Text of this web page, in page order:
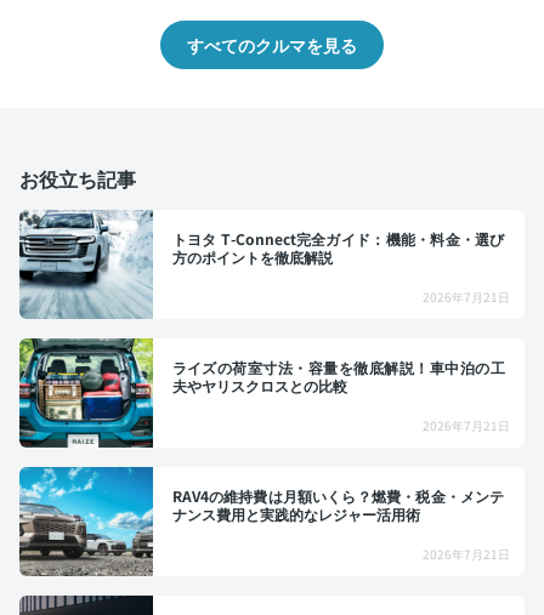
すべてのクルマを見る
お役立ち記事
トヨタ T-Connect完全ガイド：機能・料金・選び
方のポイントを徹底解説
2026年7月21日
ライズの荷室寸法・容量を徹底解説！車中泊の工
夫やヤリスクロスとの比較
2026年7月21日
RAV4の維持費は月額いくら？燃費・税金・メンテ
ナンス費用と実践的なレジャー活用術
2026年7月21日